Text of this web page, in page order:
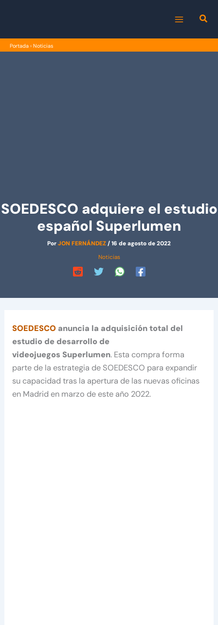
MENU
Portada › Noticias
SOEDESCO adquiere el estudio
español Superlumen
PorJON FERNÁNDEZ/16 de agosto de 2022
Noticias
SOEDESCO anuncia la adquisición total del
estudio de desarrollo de
videojuegos Superlumen. Esta compra forma
parte de la estrategia de SOEDESCO para expandir
su capacidad tras la apertura de las nuevas oficinas
en Madrid en marzo de este año 2022.